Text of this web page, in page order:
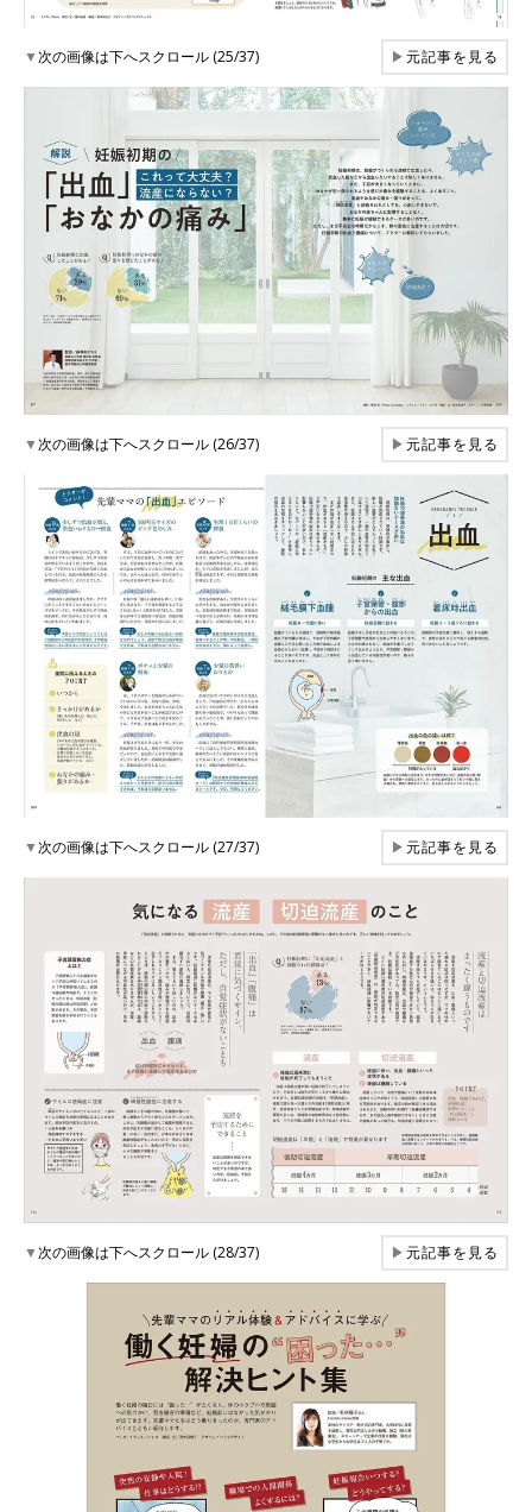
▼次の画像は下へスクロール (25/37) ▶元記事を見る
▼次の画像は下へスクロール (26/37) ▶元記事を見る
▼次の画像は下へスクロール (27/37) ▶元記事を見る
▼次の画像は下へスクロール (28/37) ▶元記事を見る